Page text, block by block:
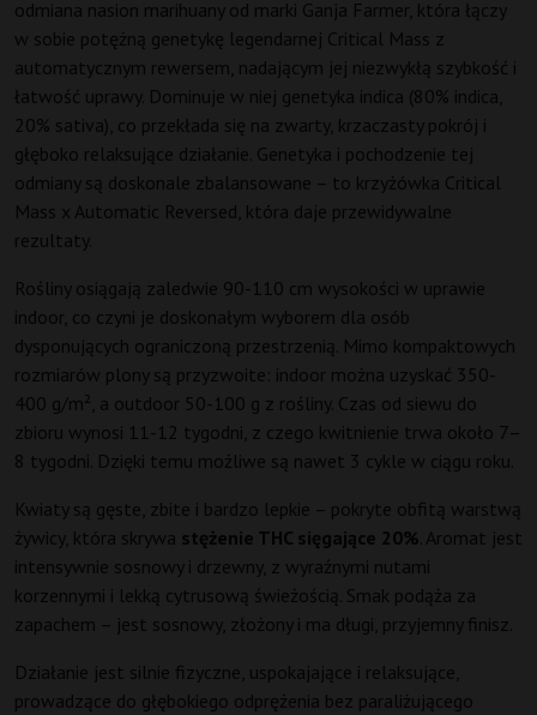
odmiana nasion marihuany od marki Ganja Farmer, która łączy
w sobie potężną genetykę legendarnej Critical Mass z
automatycznym rewersem, nadającym jej niezwykłą szybkość i
łatwość uprawy. Dominuje w niej genetyka indica (80% indica,
20% sativa), co przekłada się na zwarty, krzaczasty pokrój i
głęboko relaksujące działanie. Genetyka i pochodzenie tej
odmiany są doskonale zbalansowane – to krzyżówka Critical
Mass x Automatic Reversed, która daje przewidywalne
rezultaty.
Rośliny osiągają zaledwie 90-110 cm wysokości w uprawie
indoor, co czyni je doskonałym wyborem dla osób
dysponujących ograniczoną przestrzenią. Mimo kompaktowych
rozmiarów plony są przyzwoite: indoor można uzyskać 350-
400 g/m², a outdoor 50-100 g z rośliny. Czas od siewu do
zbioru wynosi 11-12 tygodni, z czego kwitnienie trwa około 7–
8 tygodni. Dzięki temu możliwe są nawet 3 cykle w ciągu roku.
Kwiaty są gęste, zbite i bardzo lepkie – pokryte obfitą warstwą
żywicy, która skrywa stężenie THC sięgające 20% . Aromat jest
intensywnie sosnowy i drzewny, z wyraźnymi nutami
korzennymi i lekką cytrusową świeżością. Smak podąża za
zapachem – jest sosnowy, złożony i ma długi, przyjemny finisz.
Działanie jest silnie fizyczne, uspokajające i relaksujące,
prowadzące do głębokiego odprężenia bez paraliżującego